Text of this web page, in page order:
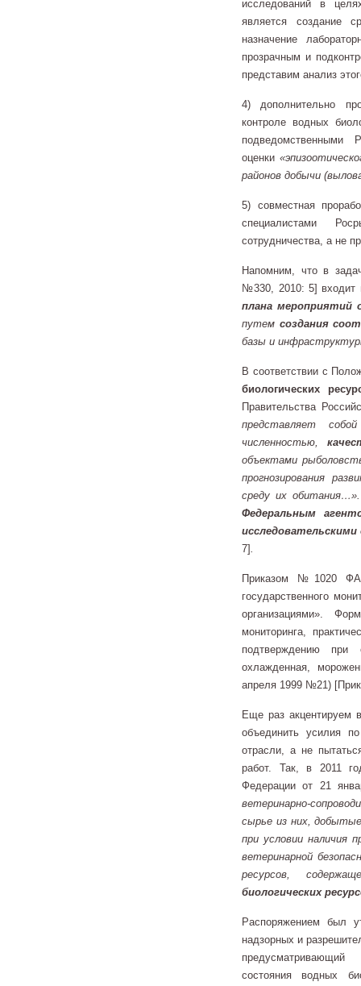
исследований в
является создание
назначение
прозрачным и
представим анализ
4) дополнительно
контроле водных
подведомственными
оценки
районов добычи
5) совместная
специалистами
сотрудничества, а не
Напомним, что в
№330, 2010: 5]
плана мероприятий
путем создания
базы и
В соответствии с
биологических
Правительства
представляет
численностью,
объектами
прогнозирования
среду их обитания…».
Федеральным
исследовательскими
7].
Приказом №1020
государственного
организациями».
мониторинга,
подтверждению при
охлажденная,
апреля 1999 №21)
Еще раз акцентируем
объединить усилия
отрасли, а не
работ. Так, в 2011
Федерации от 21
ветеринарно-
сырье из них,
при условии наличия
ветеринарной
ресурсов,
биологических
Распоряжением был
надзорных и
предусматривающий
состояния водных